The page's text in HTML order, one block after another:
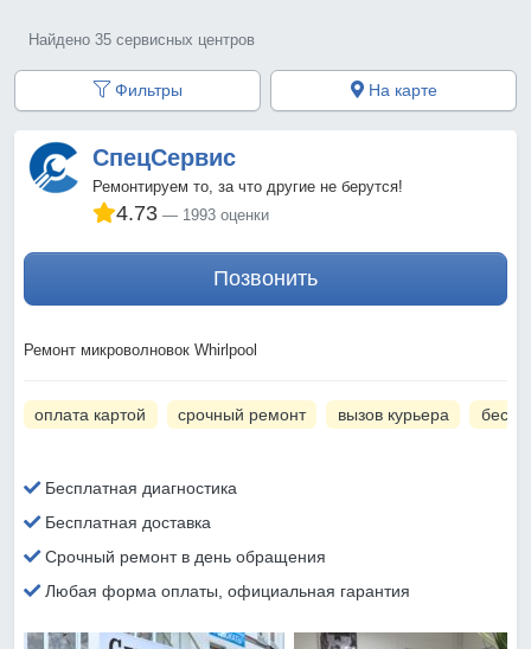
Найдено 35 сервисных центров
Фильтры На карте
СпецСервис
Ремонтируем то, за что другие не берутся!
4.73 1993 оценки
Позвонить
Ремонт микроволновок Whirlpool
оплата картой срочный ремонт вызов курьера
Бесплатная диагностика
Бесплатная доставка
Срочный ремонт в день обращения
Любая форма оплаты, официальная гарантия